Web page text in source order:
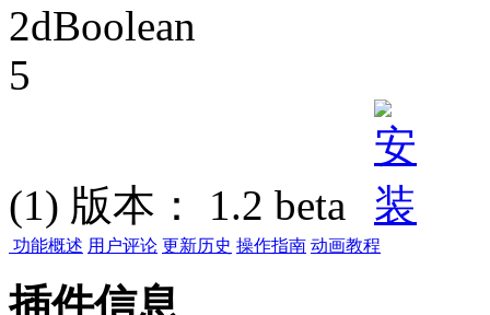
2dBoolean
5
(1) 版本： 1.2 beta
功能概述 用户评论 更新历史 操作指南 动画教程
插件信息